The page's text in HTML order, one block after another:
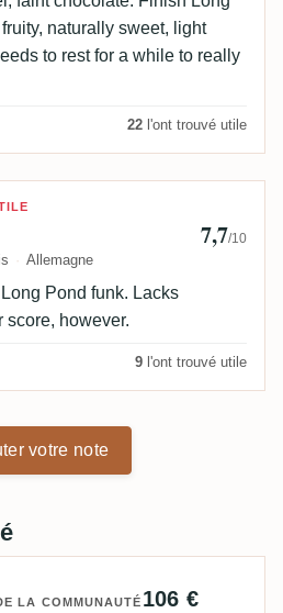
naturally sweet, light
to rest for a while to really
22 l'ont trouvé utile
Allemagne
7,7/10
Pond funk. Lacks
score, however.
9 l'ont trouvé utile
votre note
LA COMMUNAUTÉ 106 €